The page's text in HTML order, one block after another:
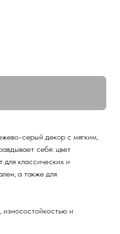
серый декор с мягким,
себя: цвет
классических и
а также для
износостойкостью и